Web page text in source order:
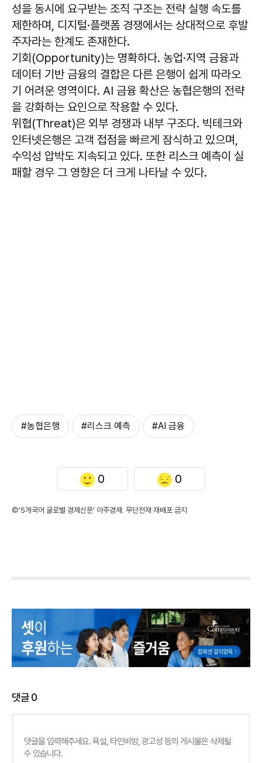
성을 동시에 요구받는 조직 구조는 전략 실행 속도를
제한하며, 디지털·플랫폼 경쟁에서는 상대적으로 후발
주자라는 한계도 존재한다.
기회(Opportunity)는 명확하다. 농업·지역 금융과
데이터 기반 금융의 결합은 다른 은행이 쉽게 따라오
기 어려운 영역이다. AI 금융 확산은 농협은행의 전략
을 강화하는 요인으로 작용할 수 있다.
위협(Threat)은 외부 경쟁과 내부 구조다. 빅테크와
인터넷은행은 고객 접점을 빠르게 잠식하고 있으며,
수익성 압박도 지속되고 있다. 또한 리스크 예측이 실
패할 경우 그 영향은 더 크게 나타날 수 있다.
#농협은행 #리스크 예측 #AI 금융
0 0
©'5개국어 글로벌 경제신문' 아주경제. 무단전재·재배포 금지
댓글0